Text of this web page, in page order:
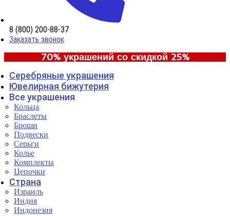
8 (800) 200-88-37
Заказать звонок
70% украшений со скидкой 25%
Серебряные украшения
Ювелирная бижутерия
Все украшения
Кольца
Браслеты
Броши
Подвески
Серьги
Колье
Комплекты
Цепочки
Страна
Израиль
Индия
Индонезия